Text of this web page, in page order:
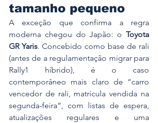
tamanho pequeno
A exceção que confirma a regra
moderna chegou do Japão: o Toyota
GR Yaris. Concebido como base de rali
(antes de a regulamentação migrar para
Rally1 híbrido), é o caso
contemporâneo mais claro de “carro
vencedor de rali, matrícula vendida na
segunda-feira”, com listas de espera,
atualizações regulares e uma